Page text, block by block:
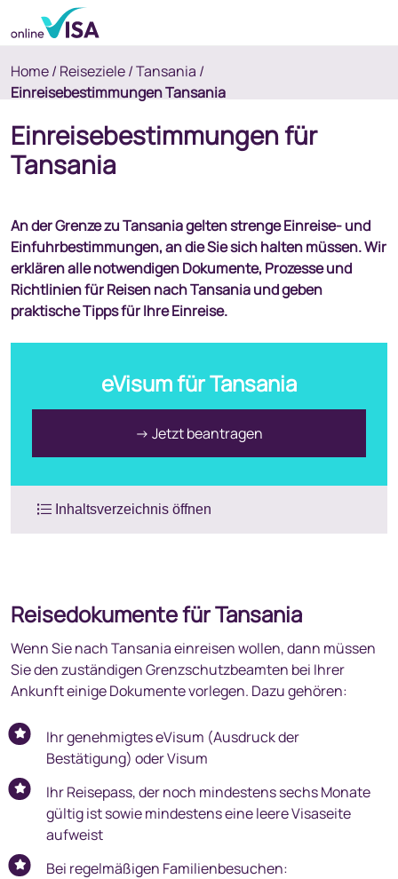
Home/ Reiseziele/Tansania /
Einreisebestimmungen Tansania
Einreisebestimmungen für
Tansania
An der Grenze zu Tansania gelten strenge Einreise- und
Einfuhrbestimmungen, an die Sie sich halten müssen. Wir
erklären alle notwendigen Dokumente, Prozesse und
Richtlinien für Reisen nach Tansania und geben
praktische Tipps für Ihre Einreise.
eVisum für Tansania
→ Jetzt beantragen
Inhaltsverzeichnis öffnen
Reisesicherheit und Zoll in Tansania
Arrival/Departure Card
Traveller’s Health Surveillance
Impfungen für Tansania
Versicherungen für Tansania-Reisen
Einreise nach Tansania: Was ist zu beachten?
Einfuhrbestimmungen für Tansania
Einfuhr von Zahlungsmitteln nach Tansania
Genehmigungspflichtige Waren bei Einreise
nach Tansania
Mitnahme von Medikamenten nach Tansania
Reisedokumente für Tansania
Wenn Sie nach Tansania einreisen wollen, dann müssen
Sie den zuständigen Grenzschutzbeamten bei Ihrer
Ankunft einige Dokumente vorlegen. Dazu gehören:
Ihr genehmigtes eVisum (Ausdruck der
Bestätigung) oder Visum
Ihr Reisepass, der noch mindestens sechs Monate
gültig ist sowie mindestens eine leere Visaseite
aufweist
Bei regelmäßigen Familienbesuchen: